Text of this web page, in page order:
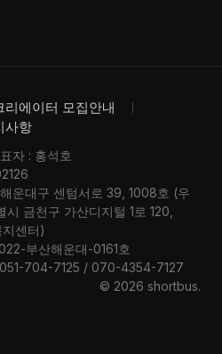
리에이터 모집안내
사항
자 : 홍석호
운대구 센텀서로 39, 1008호 (우
금천구 가산디지털 1로 120,
센터)
부산해운대-0161호
704-7125 / 070-4354-7127
© 2026 shortbus.